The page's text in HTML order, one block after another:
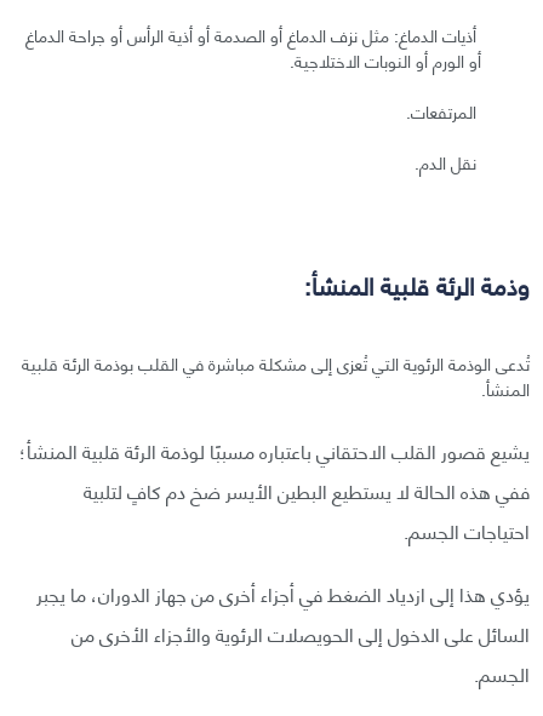
أذيات الدماغ: مثل نزف الدماغ أو الصدمة أو أذية الرأس أو جراحة الدماغ
أو الورم أو النوبات الاختلاجية.
المرتفعات.
نقل الدم.
وذمة الرئة قلبية المنشأ:
تُدعى الوذمة الرئوية التي تُعزى إلى مشكلة مباشرة في القلب بوذمة الرئة قلبية
المنشأ.
يشيع قصور القلب الاحتقاني باعتباره مسببًا لوذمة الرئة قلبية المنشأ؛
ففي هذه الحالة لا يستطيع البطين الأيسر ضخ دم كافٍ لتلبية
احتياجات الجسم.
يؤدي هذا إلى ازدياد الضغط في أجزاء أخرى من جهاز الدوران، ما يجبر
السائل على الدخول إلى الحويصلات الرئوية والأجزاء الأخرى من
الجسم.